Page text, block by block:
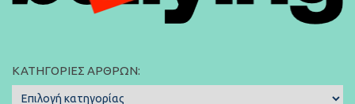
ΚΑΤΗΓΟΡΊΕΣ ΆΡΘΡΩΝ:
Κατηγορίες